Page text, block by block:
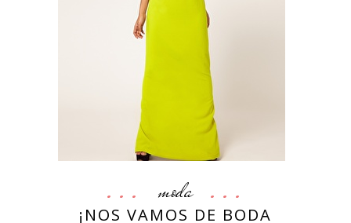
moda
¡NOS VAMOS DE BODA